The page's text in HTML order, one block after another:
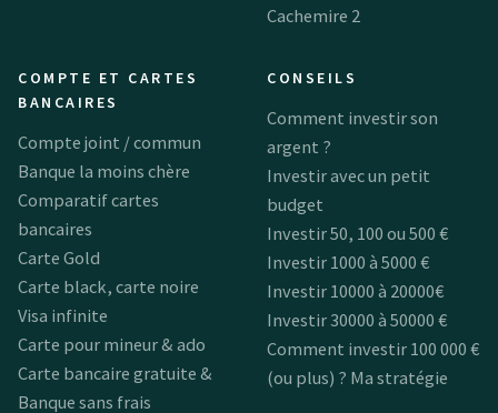
Cachemire 2
COMPTE ET CARTES
BANCAIRES
Compte joint / commun
Banque la moins chère
Comparatif cartes
bancaires
Carte Gold
Carte black, carte noire
Visa infinite
Carte pour mineur & ado
Carte bancaire gratuite &
Banque sans frais
CONSEILS
Comment investir son
argent ?
Investir avec un petit
budget
Investir 50, 100 ou 500 €
Investir 1000 à 5000 €
Investir 10000 à 20000€
Investir 30000 à 50000 €
Comment investir 100 000 €
(ou plus) ? Ma stratégie